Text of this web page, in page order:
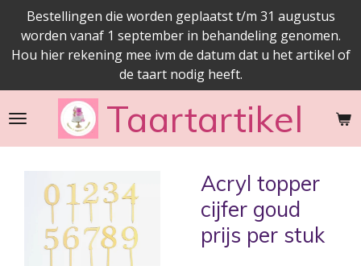
direct
naar
hoofdinhoud
Taartartikel
Bestellingen die worden geplaatst t/m 31 augustus
worden vanaf 1 september in behandeling genomen.
Hou hier rekening mee ivm de datum dat u het artikel of
de taart nodig heeft.
Acryl topper
cijfer goud
prijs per stuk